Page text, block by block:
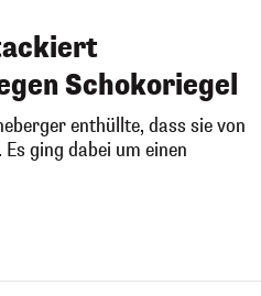
Schokoriegel
enthüllte, dass sie von
ging dabei um einen